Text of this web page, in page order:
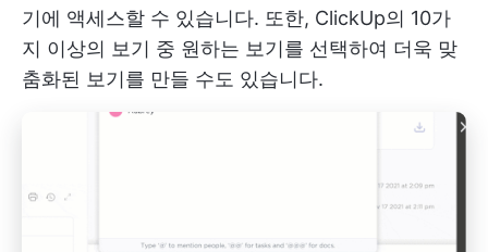
기에 액세스할 수 있습니다. 또한, ClickUp의 10가
지 이상의 보기 중 원하는 보기를 선택하여 더욱 맞
춤화된 보기를 만들 수도 있습니다.